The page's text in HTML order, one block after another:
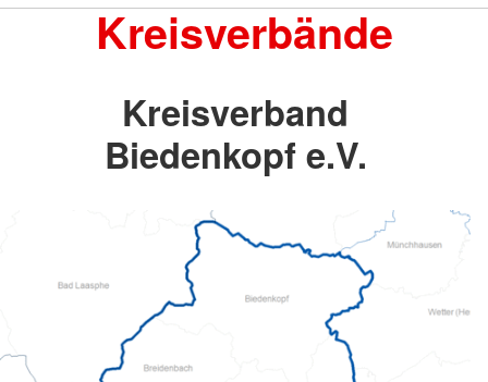
Kreisverbände
Kreisverband
Biedenkopf e.V.